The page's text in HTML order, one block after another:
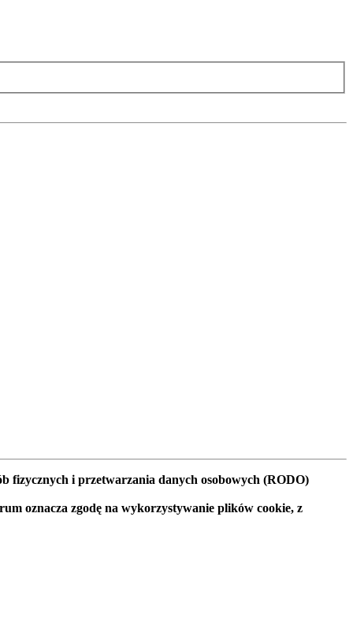
fizycznych i przetwarzania danych osobowych (RODO)
oznacza zgodę na wykorzystywanie plików cookie, z